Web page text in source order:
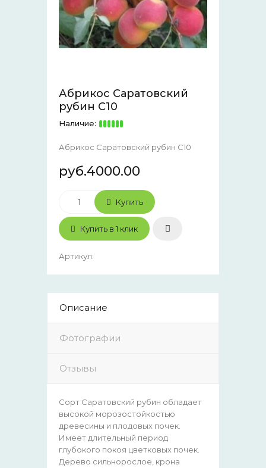
Абрикос Саратовский
рубин С10
Наличие:
Абрикос Саратовский рубин С10
руб.4000.00
Купить
Купить в 1 клик
Артикул:
Описание
Фотографии
Отзывы
Сорт Саратовский рубин обладает
высокой морозостойкостью
древесины и плодовых почек.
Имеет длительный период
глубокого покоя цветковых почек.
Дерево сильнорослое, крона